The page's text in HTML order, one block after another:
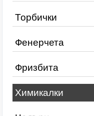
Торбички
Фенерчета
Фризбита
Химикалки